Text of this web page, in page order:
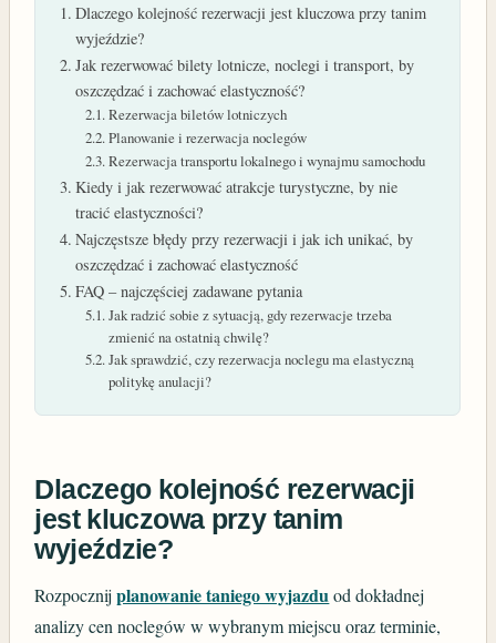
Dlaczego kolejność rezerwacji jest kluczowa przy tanim
wyjeździe?
Jak rezerwować bilety lotnicze, noclegi i transport, by
oszczędzać i zachować elastyczność?
Rezerwacja biletów lotniczych
Planowanie i rezerwacja noclegów
Rezerwacja transportu lokalnego i wynajmu samochodu
Kiedy i jak rezerwować atrakcje turystyczne, by nie
tracić elastyczności?
Najczęstsze błędy przy rezerwacji i jak ich unikać, by
oszczędzać i zachować elastyczność
FAQ – najczęściej zadawane pytania
Jak radzić sobie z sytuacją, gdy rezerwacje trzeba
zmienić na ostatnią chwilę?
Jak sprawdzić, czy rezerwacja noclegu ma elastyczną
politykę anulacji?
Dlaczego kolejność rezerwacji
jest kluczowa przy tanim
wyjeździe?
Rozpocznijplanowanie taniego wyjazduod dokładnej
analizy cen noclegów w wybranym miejscu oraz terminie,